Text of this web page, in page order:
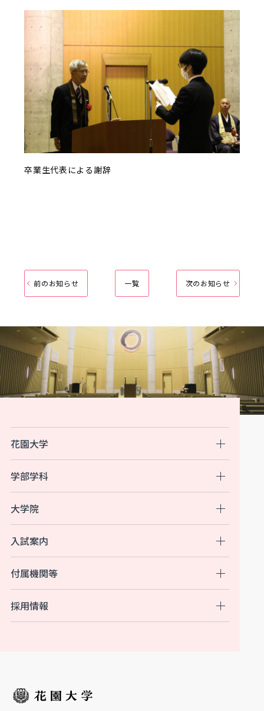
卒業生代表による謝辞
前のお知らせ 一覧 次のお知らせ
花園大学
入試案内
付属機関等
学部学科
大学院
採用情報